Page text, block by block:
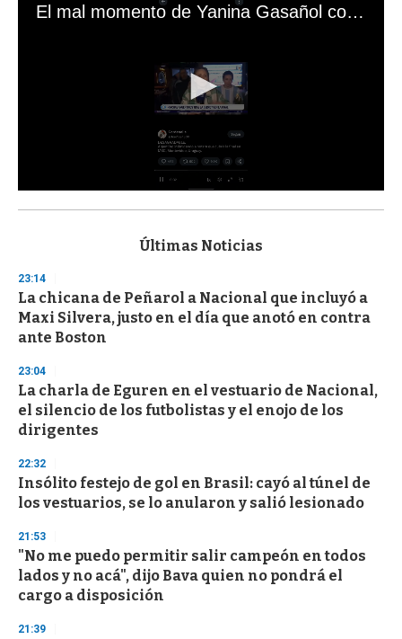
El mal momento de Yanina Gasañol con un hincha argentino en "Subrayado"
s
d
s
o
f
3
s
e
c
o
n
Últimas Noticias
23:14
La chicana de Peñarol a Nacional que incluyó a
Maxi Silvera, justo en el día que anotó en contra
ante Boston
23:04
La charla de Eguren en el vestuario de Nacional,
el silencio de los futbolistas y el enojo de los
dirigentes
22:32
Insólito festejo de gol en Brasil: cayó al túnel de
los vestuarios, se lo anularon y salió lesionado
21:53
"No me puedo permitir salir campeón en todos
lados y no acá", dijo Bava quien no pondrá el
cargo a disposición
21:39